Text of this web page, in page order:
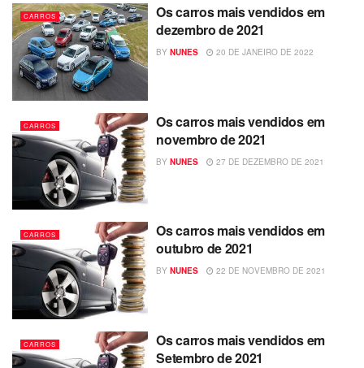
CARROS
Os carros mais vendidos em
dezembro de 2021
BY NUNES 20 DE JANEIRO DE 2022
CARROS
Os carros mais vendidos em
novembro de 2021
BY NUNES 27 DE DEZEMBRO DE 2021
CARROS
Os carros mais vendidos em
outubro de 2021
BY NUNES 22 DE NOVEMBRO DE 2021
CARROS
Os carros mais vendidos em
Setembro de 2021